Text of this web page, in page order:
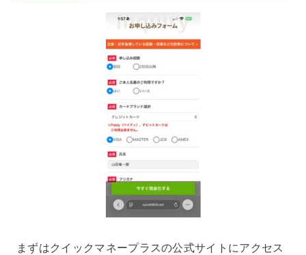
まずはクイックマネープラスの公式サイトにアクセス